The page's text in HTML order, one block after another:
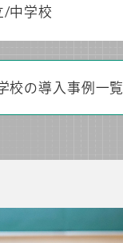
/中学校
校の導入事例一覧